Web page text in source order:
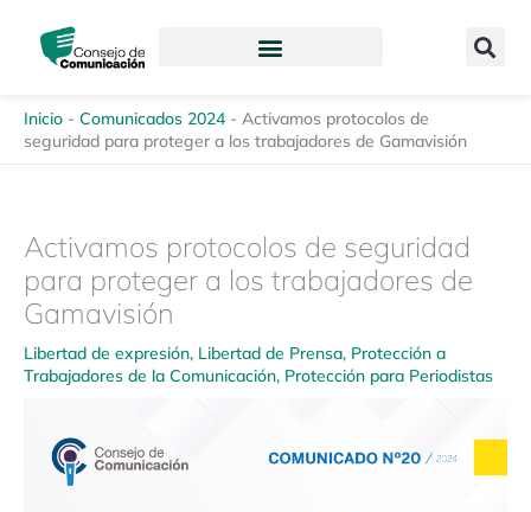
contenido
Inicio - Comunicados 2024 - Activamos protocolos de
seguridad para proteger a los trabajadores de Gamavisión
Activamos protocolos de seguridad
para proteger a los trabajadores de
Gamavisión
Libertad de expresión, Libertad de Prensa, Protección a
Trabajadores de la Comunicación, Protección para Periodistas